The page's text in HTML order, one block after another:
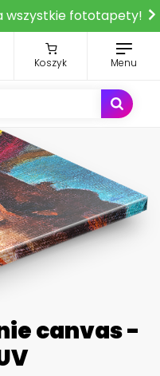
wszystkie fototapety!
Koszyk Menu
canvas -